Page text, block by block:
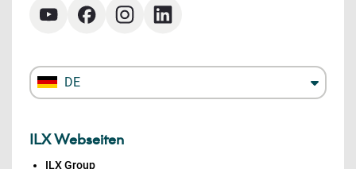
DE
ILX Webseiten
ILX Group